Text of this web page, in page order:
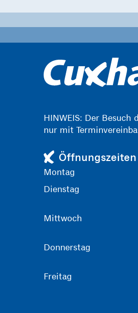
HINWEIS: Der Besuch
nur mit
Montag
Dienstag
Mittwoch
Donnerstag
Freitag